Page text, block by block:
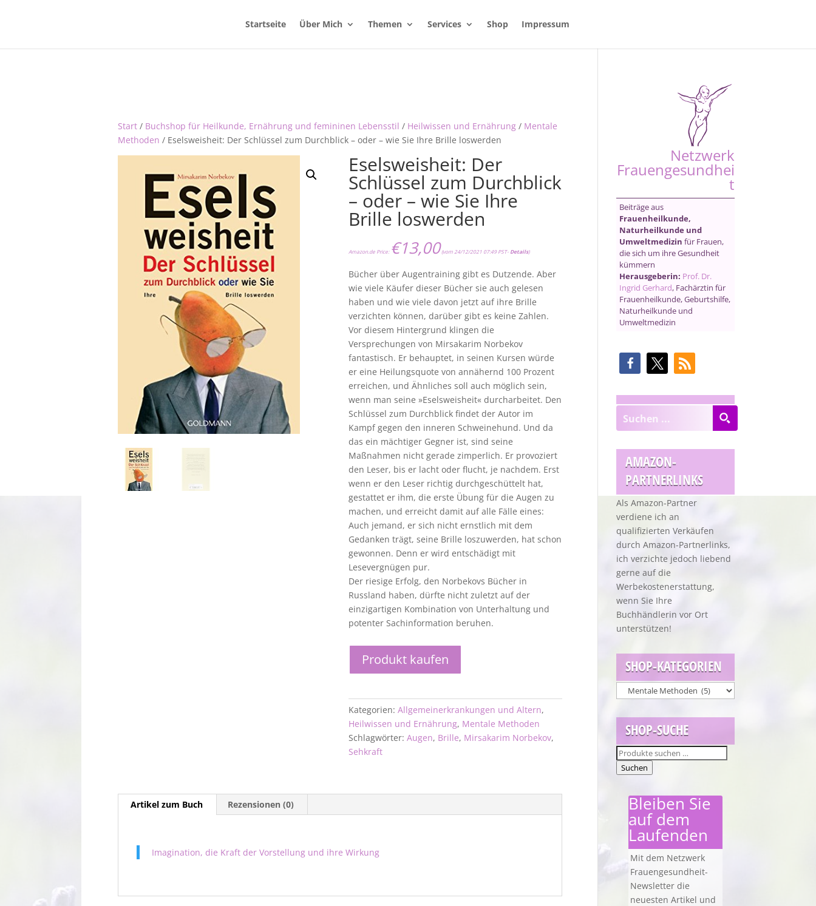
Startseite Über Mich Themen Services Shop Impressum
Start/ Buchshop für Heilkunde, Ernährung und femininen Lebensstil / Heilwissen und Ernährung/ Mentale
Methoden / Eselsweisheit: Der Schlüssel zum Durchblick – oder – wie Sie Ihre Brille loswerden
Eselsweisheit: Der
Schlüssel zum Durchblick
– oder – wie Sie Ihre
Brille loswerden
Amazon.de Price: €13,00(vom 24/12/2021 07:49 PST- Details)
Bücher über Augentraining gibt es Dutzende. Aber
wie viele Käufer dieser Bücher sie auch gelesen
haben und wie viele davon jetzt auf ihre Brille
verzichten können, darüber gibt es keine Zahlen.
Vor diesem Hintergrund klingen die
Versprechungen von Mirsakarim Norbekov
fantastisch. Er behauptet, in seinen Kursen würde
er eine Heilungsquote von annähernd 100 Prozent
erreichen, und Ähnliches soll auch möglich sein,
wenn man seine »Eselsweisheit« durcharbeitet. Den
Schlüssel zum Durchblick findet der Autor im
Kampf gegen den inneren Schweinehund. Und da
das ein mächtiger Gegner ist, sind seine
Maßnahmen nicht gerade zimperlich. Er provoziert
den Leser, bis er lacht oder flucht, je nachdem. Erst
wenn er den Leser richtig durchgeschüttelt hat,
gestattet er ihm, die erste Übung für die Augen zu
machen, und erreicht damit auf alle Fälle eines:
Auch jemand, er sich nicht ernstlich mit dem
Gedanken trägt, seine Brille loszuwerden, hat schon
gewonnen. Denn er wird entschädigt mit
Lesevergnügen pur.
Der riesige Erfolg, den Norbekovs Bücher in
Russland haben, dürfte nicht zuletzt auf der
einzigartigen Kombination von Unterhaltung und
potenter Sachinformation beruhen.
Produkt kaufen
Kategorien:Allgemeinerkrankungen und Altern,
Heilwissen und Ernährung, Mentale Methoden
Schlagwörter:Augen, Brille, Mirsakarim Norbekov,
Sehkraft
Artikel zum Buch Rezensionen (0)
Imagination, die Kraft der Vorstellung und ihre Wirkung
Netzwerk
Frauengesundhei
t
Beiträge aus
Frauenheilkunde,
Naturheilkunde und
Umweltmedizin für Frauen,
die sich um ihre Gesundheit
kümmern
Herausgeberin: Prof. Dr.
Ingrid Gerhard, Fachärztin für
Frauenheilkunde, Geburtshilfe,
Naturheilkunde und
Umweltmedizin
AMAZON-
PARTNERLINKS
Als Amazon-Partner
verdiene ich an
qualifizierten Verkäufen
durch Amazon-Partnerlinks,
ich verzichte jedoch liebend
gerne auf die
Werbekostenerstattung,
wenn Sie Ihre
Buchhändlerin vor Ort
unterstützen!
SHOP-KATEGORIEN
SHOP-SUCHE
Suchen
nach:
Suchen
Bleiben Sie
auf dem
Laufenden
Mit dem Netzwerk
Frauengesundheit-
Newsletter die
neuesten Artikel und